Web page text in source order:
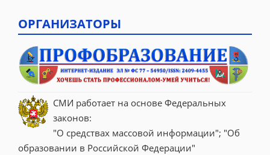
ОРГАНИЗАТОРЫ
СМИ работает на основе Федеральных
законов:
"О средствах массовой информации"; "Об
образовании в Российской Федерации"